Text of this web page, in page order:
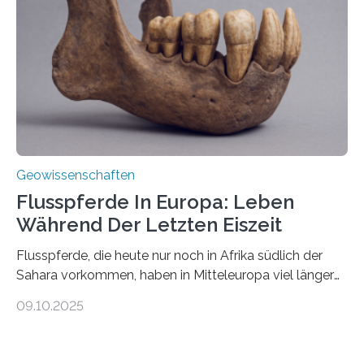
Johannes Gutenberg-Universität Mainz (JGU), und ihr
Team haben am Vulkan Oldoinyo Lengai in Tansania
solche Tremore lokalisiert. „Wir konnten die Tremore
nicht nur nachweisen, sondern ihren Ort in…
Geowissenschaften
Flusspferde In Europa: Leben
Während Der Letzten Eiszeit
Flusspferde, die heute nur noch in Afrika südlich der
Sahara vorkommen, haben in Mitteleuropa viel länger
Knochenfunden zeigen, dass Flusspferde noch vor
09.10.2025